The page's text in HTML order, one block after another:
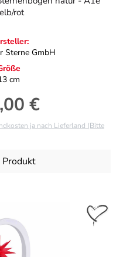
rot
Sterne GmbH
cm
Preis:
€
ja nach Lieferland (Bitte
Produkt